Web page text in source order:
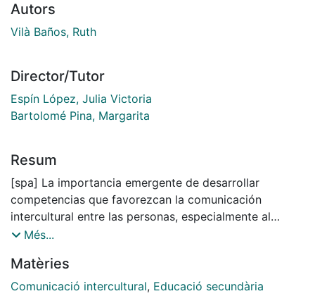
Autors
Vilà Baños, Ruth
Director/Tutor
Espín López, Julia Victoria
Bartolomé Pina, Margarita
Resum
[spa] La importancia emergente de desarrollar
competencias que favorezcan la comunicación
intercultural entre las personas, especialmente al
finalizar las etapas de la educación obligatoria, nos
competencias comunicativas interculturales son
necesarias en el primer ciclo de la ESO? y ante la
Més...
Matèries
Comunicació intercultural, Educació secundària